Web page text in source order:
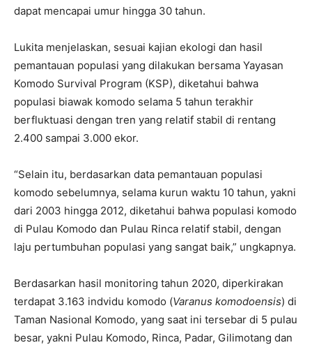
dapat mencapai umur hingga 30 tahun.
Lukita menjelaskan, sesuai kajian ekologi dan hasil
pemantauan populasi yang dilakukan bersama Yayasan
Komodo Survival Program (KSP), diketahui bahwa
populasi biawak komodo selama 5 tahun terakhir
berfluktuasi dengan tren yang relatif stabil di rentang
2.400 sampai 3.000 ekor.
“Selain itu, berdasarkan data pemantauan populasi
komodo sebelumnya, selama kurun waktu 10 tahun, yakni
dari 2003 hingga 2012, diketahui bahwa populasi komodo
di Pulau Komodo dan Pulau Rinca relatif stabil, dengan
laju pertumbuhan populasi yang sangat baik,” ungkapnya.
Berdasarkan hasil monitoring tahun 2020, diperkirakan
terdapat 3.163 indvidu komodo (Varanus komodoensis) di
Taman Nasional Komodo, yang saat ini tersebar di 5 pulau
besar, yakni Pulau Komodo, Rinca, Padar, Gilimotang dan